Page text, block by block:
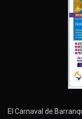
El Carnaval de